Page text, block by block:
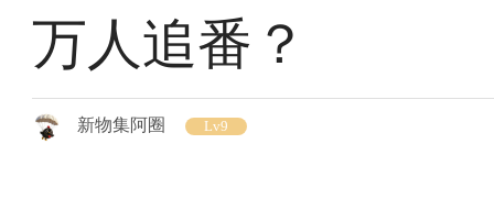
万人追番？
新物集阿圈 Lv9